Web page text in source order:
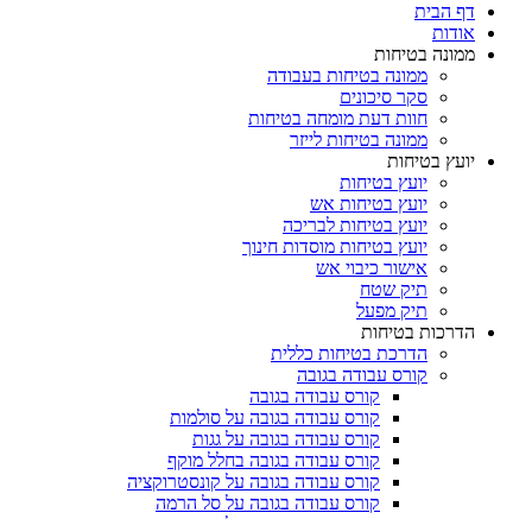
דף הבית
אודות
ממונה בטיחות
ממונה בטיחות בעבודה
סקר סיכונים
חוות דעת מומחה בטיחות
ממונה בטיחות לייזר
יועץ בטיחות
יועץ בטיחות
יועץ בטיחות אש
יועץ בטיחות לבריכה
יועץ בטיחות מוסדות חינוך
אישור כיבוי אש
תיק שטח
תיק מפעל
הדרכות בטיחות
הדרכת בטיחות כללית
קורס עבודה בגובה
קורס עבודה בגובה
קורס עבודה בגובה על סולמות
קורס עבודה בגובה על גגות
קורס עבודה בגובה בחלל מוקף
קורס עבודה בגובה על קונסטרוקציה
קורס עבודה בגובה על סל הרמה